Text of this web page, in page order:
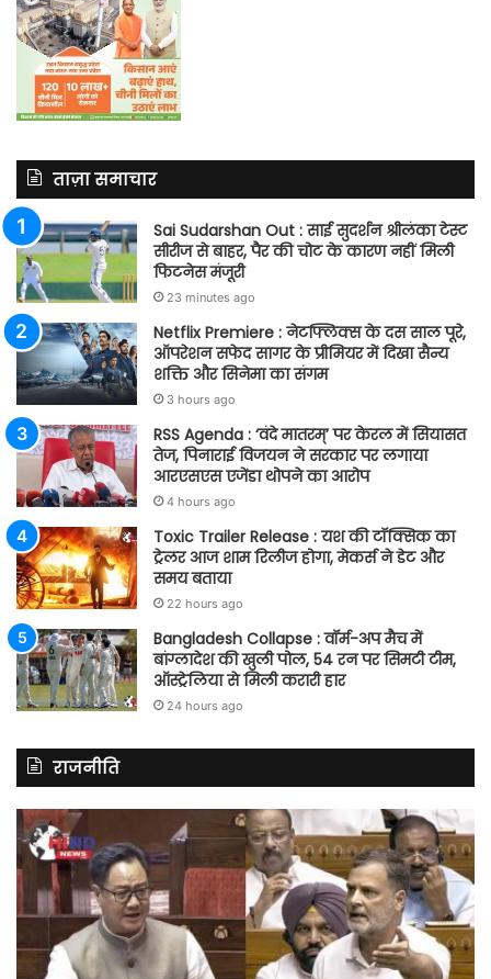
ताज़ा समाचार
Sai Sudarshan Out : साई सुदर्शन श्रीलंका टेस्ट
सीरीज से बाहर, पैर की चोट के कारण नहीं मिली
फिटनेस मंजूरी
23 minutes ago
Netflix Premiere : नेटफ्लिक्स के दस साल पूरे,
ऑपरेशन सफेद सागर के प्रीमियर में दिखा सैन्य
शक्ति और सिनेमा का संगम
3 hours ago
RSS Agenda : ‘वंदे मातरम्’ पर केरल में सियासत
तेज, पिनाराई विजयन ने सरकार पर लगाया
आरएसएस एजेंडा थोपने का आरोप
4 hours ago
Toxic Trailer Release : यश की टॉक्सिक का
ट्रेलर आज शाम रिलीज होगा, मेकर्स ने डेट और
समय बताया
22 hours ago
Bangladesh Collapse : वॉर्म-अप मैच में
बांग्लादेश की खुली पोल, 54 रन पर सिमटी टीम,
ऑस्ट्रेलिया से मिली करारी हार
24 hours ago
राजनीति